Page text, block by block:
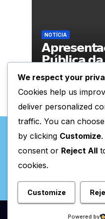
NOTÍCIA
𝗣𝘂́𝗯𝗹𝗶𝗰𝗮
“𝗣𝗿𝗼𝗰𝘂𝗿𝗼 𝗮
𝗙𝗲𝗹𝗶𝗰𝗶𝗱𝗮𝗱𝗲
𝗺𝗼𝗿𝗮
06.08.2026
Valpaços
We respect your
Cookies help us
deliver personalized
traffic. You can
by clicking Customize
consent or Reject All
cookies.
Customize
Powered by